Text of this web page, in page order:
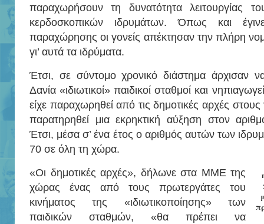
παραχωρήσουν τη δυνατότητα λειτουργίας
κερδοσκοπικών ιδρυμάτων. Όπως και
παραχώρησης οι γονείς απέκτησαν την πλήρη
γι’ αυτά τα ιδρύματα.
Έτσι, σε σύντομο χρονικό διάστημα άρχισαν
Δανία «ιδιωτικοί» παιδικοί σταθμοί και
είχε παραχωρηθεί από τις δημοτικές αρχές
παρατηρηθεί μια εκρηκτική αύξηση στον
Έτσι, μέσα σ’ ένα έτος ο αριθμός αυτών των
70 σε όλη τη χώρα.
«Οι δημοτικές αρχές», δήλωνε στα ΜΜΕ της
χώρας ένας από τους πρωτεργάτες του
κινήματος της «ιδιωτικοποίησης» των
παιδικών σταθμών, «θα πρέπει να